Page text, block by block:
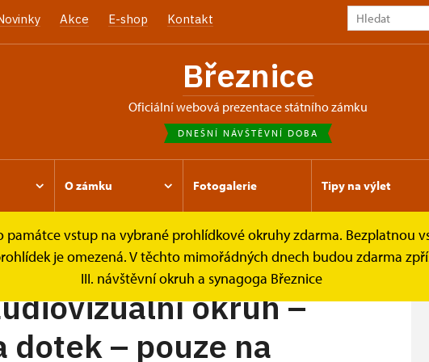
Akce E-shop Kontakt
Březnice
oficiální webová prezentace státního zámku
DNEŠNÍ NÁVŠTĚVNÍ DOBA
O zámku Fotogalerie Tipy na výlet
památce vstup na vybrané prohlídkové okruhy zdarma. Bezplatnou
je omezená. V těchto mimořádných dnech budou zdarma
III. návštěvní okruh a synagoga Březnice
Prohlídkové okruhy Interaktivní audiovizuální okruh –...
okruh –
dotek – pouze na